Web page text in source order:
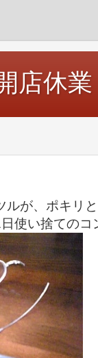
店休業
ルが、ポキリ
使い捨ての